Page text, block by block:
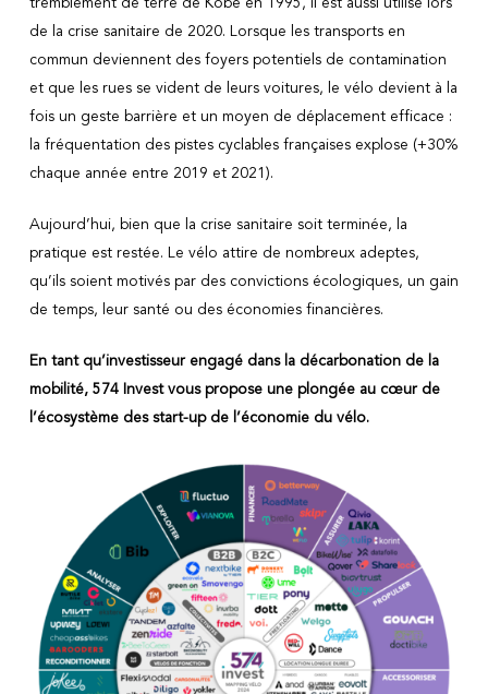
de la crise sanitaire de 2020. Lorsque les transports en
commun deviennent des foyers potentiels de contamination
et que les rues se vident de leurs voitures, le vélo devient à la
fois un geste barrière et un moyen de déplacement efficace :
la fréquentation des pistes cyclables françaises explose (+30%
chaque année entre 2019 et 2021).
Aujourd’hui, bien que la crise sanitaire soit terminée, la
pratique est restée. Le vélo attire de nombreux adeptes,
qu’ils soient motivés par des convictions écologiques, un gain
de temps, leur santé ou des économies financières.
En tant qu’investisseur engagé dans la décarbonation de la
mobilité, 574 Invest vous propose une plongée au cœur de
l’écosystème des start-up de l’économie du vélo.